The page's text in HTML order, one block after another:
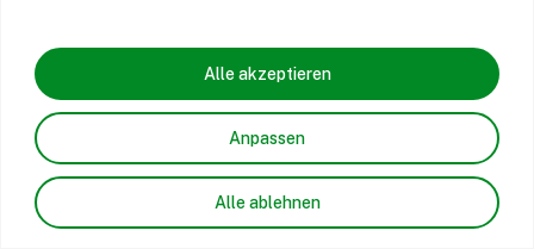
Anpassen
Alle ablehnen
Alle akzeptieren